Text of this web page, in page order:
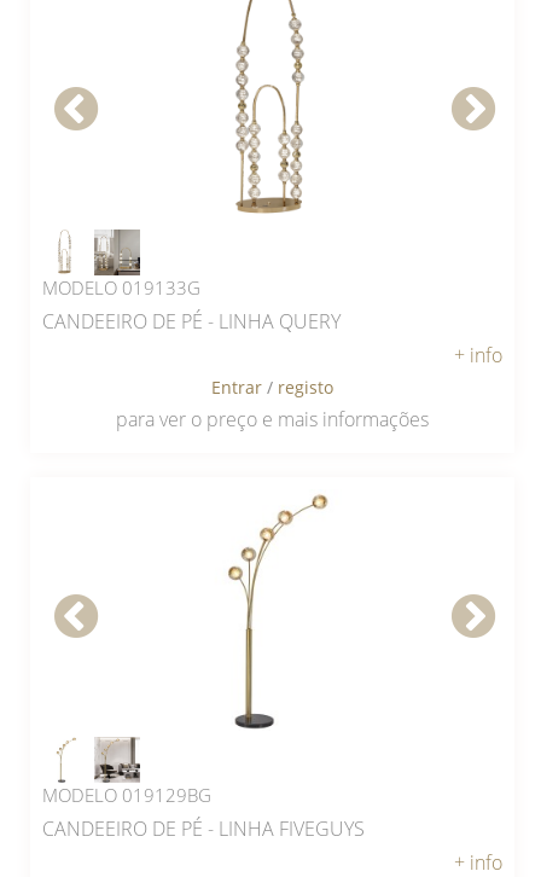
MODELO 019133G
CANDEEIRO DE PÉ - LINHA QUERY
+ info
Entrar / registo
para ver o preço e mais informações
MODELO 019129BG
CANDEEIRO DE PÉ - LINHA FIVEGUYS
+ info